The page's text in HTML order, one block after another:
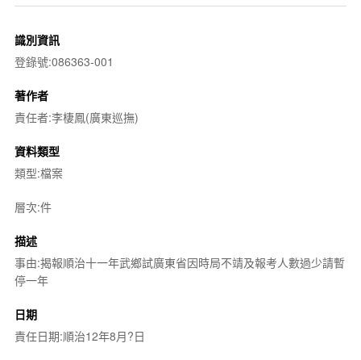
識別資訊
登錄號:086363-001
著作者
責任者:李棲鳳(廣東巡撫)
資料類型
類型:檔案
層次:件
描述
事由:揭報順治十一年武鄉試廣東省因時局不靖及報考人數過少請暫
停一年
日期
責任日期:順治12年8月?日